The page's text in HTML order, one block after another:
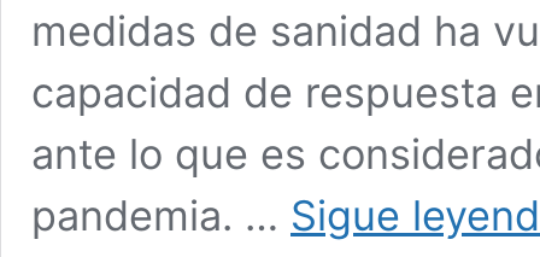
medidas de sanidad ha
capacidad de respuesta
ante lo que es
pandemia. … Sigue